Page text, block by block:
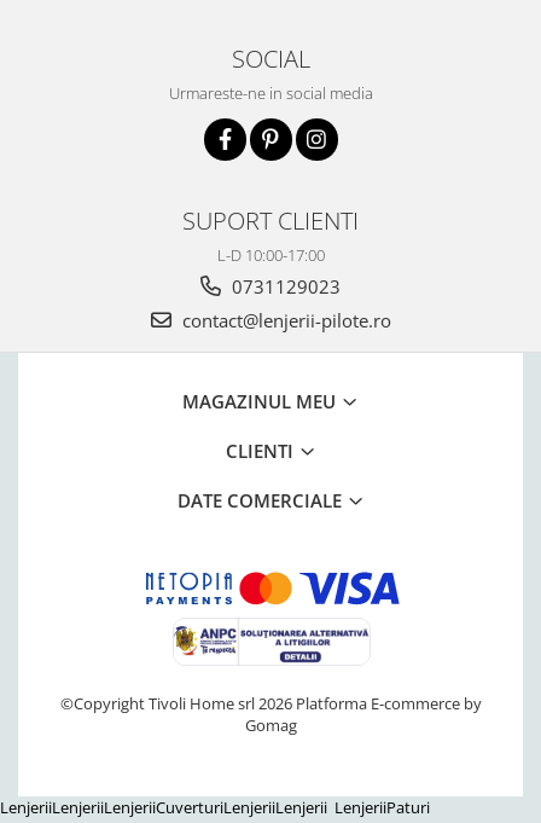
SOCIAL
Urmareste-ne in social media
SUPORT CLIENTI
L-D 10:00-17:00
0731129023
contact@lenjerii-pilote.ro
MAGAZINUL MEU
CLIENTI
DATE COMERCIALE
©Copyright Tivoli Home srl 2026 Platforma E-commerce by
Gomag
LenjeriiLenjeriiLenjeriiCuverturiLenjeriiLenjerii LenjeriiPaturi